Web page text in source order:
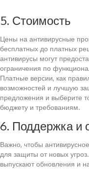
5. Стоимость
Цены на антивирусные
бесплатных до платных
антивирусы могут
ограничения по
Платные версии, как
возможностей и лучшую
предложения и выберите
бюджету и требованиям.
6. Поддержка и
Важно, чтобы
для защиты от новых
выпускают обновления и